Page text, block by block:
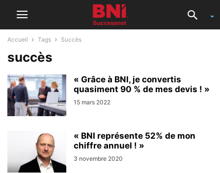
Accueil Tags Succès
succès
« Grâce à BNI, je convertis
quasiment 90 % de mes devis ! »
15 mars 2022
« BNI représente 52% de mon
chiffre annuel ! »
3 novembre 2020